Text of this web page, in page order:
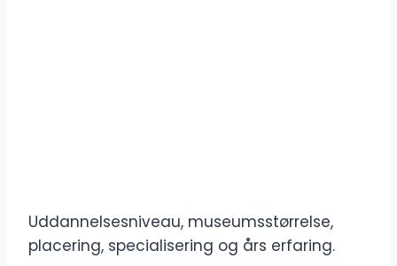
Uddannelsesniveau, museumsstørrelse,
placering, specialisering og års erfaring.